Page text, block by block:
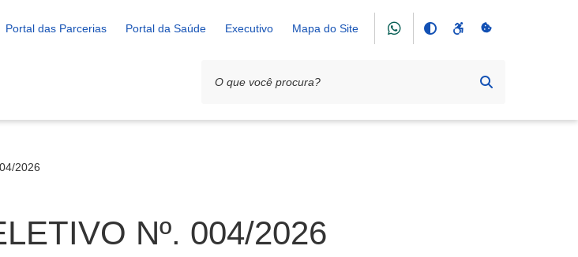
Portal das Parcerias Portal da Saúde Executivo Mapa do Site
2026
Nº. 004/2026